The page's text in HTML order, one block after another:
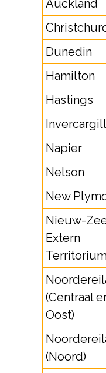
Auckland
Dunedin
Hamilton
Hastings
Invercargill
Napier
Nelson
New
Nieuw-
Extern
(Centraal
Oost)
(Noord)